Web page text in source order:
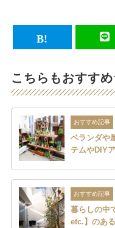
こちらもおすす
おすすめ記事
ベランダや
テムやDIY
おすすめ記事
暮らしの中
etc.】のあ